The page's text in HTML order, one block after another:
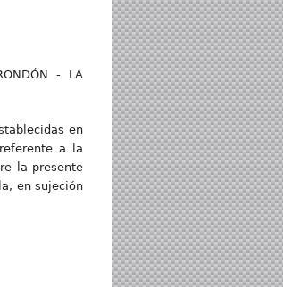
- LA
en
a la
la presente
en sujeción